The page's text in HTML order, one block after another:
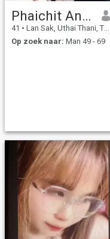
Phaichit Angla
41 • Lan Sak, Uthai Thani, Thailand
Op zoek naar: Man 49 - 69